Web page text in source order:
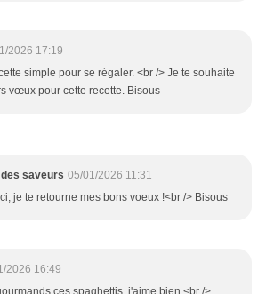
2026 17:19
simple pour se régaler. <br /> Je te souhaite
vœux pour cette recette. Bisous
des saveurs 05/01/2026 11:31
je te retourne mes bons voeux !<br /> Bisous
2026 16:49